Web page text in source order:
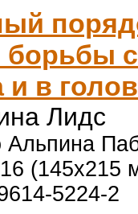
борьбы
и в
Лидс
Альпина
(145х215
5224-2